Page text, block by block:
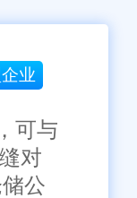
业
可与
对
公